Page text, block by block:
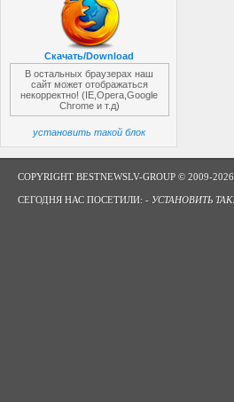
Скачать/Download
В остальных браузерах наш
сайт может отображаться
некорректно! (IE,Opera,Google
Chrome и т.д)
установить такой блок
COPYRIGHT BESTNEWSLV-GROUP © 2009-2026
СЕГОДНЯ НАС ПОСЕТИЛИ: - УСТАНОВИТЬ